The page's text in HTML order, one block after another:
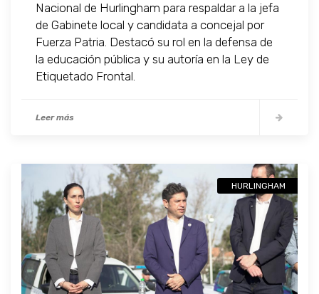
Nacional de Hurlingham para respaldar a la jefa
de Gabinete local y candidata a concejal por
Fuerza Patria. Destacó su rol en la defensa de
la educación pública y su autoría en la Ley de
Etiquetado Frontal.
Leer más
HURLINGHAM